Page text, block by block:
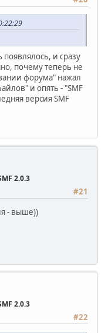
и сразу
почему теперь не
форума" нажал
и опять - "SMF
версия SMF
2.0.3
#21
- выше))
2.0.3
#22